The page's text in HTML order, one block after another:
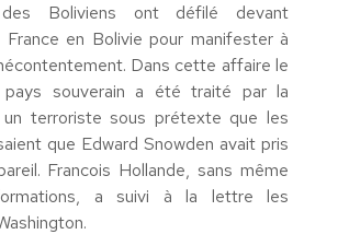
Boliviens ont défilé devant
France en Bolivie pour manifester à
Dans cette affaire le
pays souverain a été traité par la
un terroriste sous prétexte que les
que Edward Snowden avait pris
Francois Hollande, sans même
a suivi à la lettre les